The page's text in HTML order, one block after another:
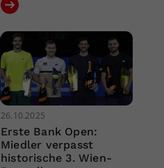
26.10.2025
Erste Bank Open:
Miedler verpasst
historische 3. Wien-